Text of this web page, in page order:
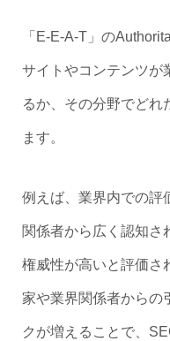
「E-E-A-T」の
サイトやコンテンツが
るか、その分野でどれ
ます。
例えば、業界内での評
関係者から広く認知さ
権威性が高いと評価さ
家や業界関係者からの
クが増えることで、